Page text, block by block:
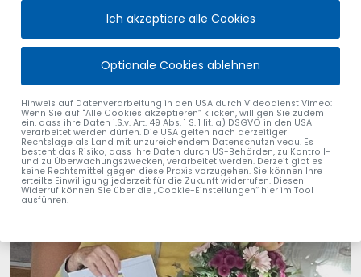
Ich akzeptiere alle Cookies
Optionale Cookies ablehnen
Hinweis auf Datenverarbeitung in den USA durch Videodienst Vimeo:
Wenn Sie auf "Alle Cookies akzeptieren“ klicken, willigen Sie zudem
ein, dass ihre Daten i.S.v. Art. 49 Abs. 1 S. 1 lit. a) DSGVO in den USA
verarbeitet werden dürfen. Die USA gelten nach derzeitiger
Rechtslage als Land mit unzureichendem Datenschutzniveau. Es
besteht das Risiko, dass Ihre Daten durch US-Behörden, zu Kontroll-
und zu Überwachungszwecken, verarbeitet werden. Derzeit gibt es
keine Rechtsmittel gegen diese Praxis vorzugehen. Sie können Ihre
erteilte Einwilligung jederzeit für die Zukunft widerrufen. Diesen
Widerruf können Sie über die „Cookie-Einstellungen“ hier im Tool
ausführen.